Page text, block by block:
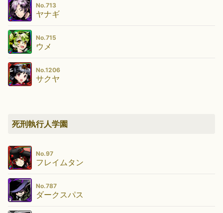
No.713
ヤナギ
No.715
ウメ
No.1206
サクヤ
死刑執行人学園
No.97
フレイムタン
No.787
ダークスパス